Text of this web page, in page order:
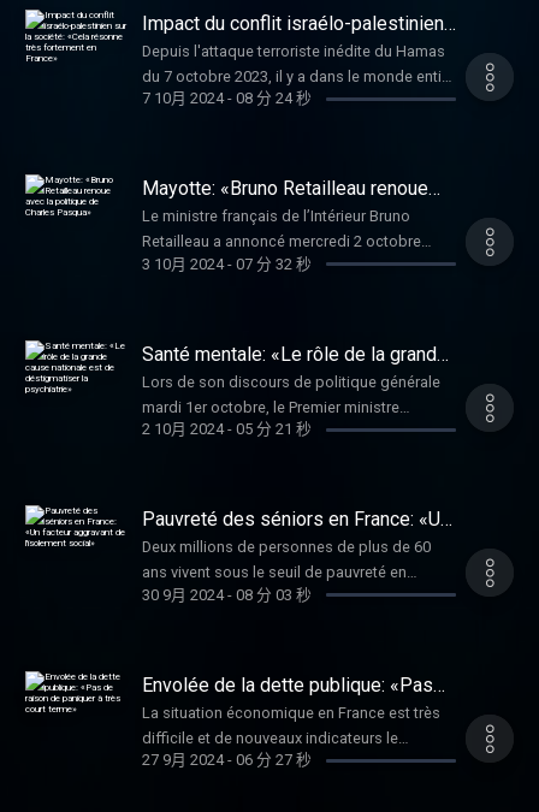
Éléments de réponse avec la professeure
Anne Vincent-Salomon, pathologiste et
directrice de l’Institut des Cancers des
Femmes qui regroupe l’Institut Curie,
des détenus dans cet établissement
surpeuplé. Une décision qui survient dix jours
après une mutinerie avec prise d’otage des
surveillants. Selon la direction de
Majicavo, elle dépasse les 181 %. Entretien
avec Alexandre Vissouvanadin, secrétaire
général de la région La Réunion-Mayotte
pour le syndicat pénitentiaire Ufap-Unsa
Impact du conflit israélo-palestinien
sur la société: «Cela résonne très
fortement en France»
Depuis l'attaque terroriste inédite du Hamas
du 7 octobre 2023, il y a dans le monde entier
une flambée des actes antisémites,
début de la guerre Israël-Hamas, qui a causé
près de 42 000 morts palestiniens, pour
moitié au moins des femmes et des enfants,
il y a en France, depuis un an, des
manifestations presque toutes les semaines
particulièrement en France ? Éléments de
réponse avec Esther Benbassa, historienne,
spécialiste de l’histoire du peuple juif et des
minorités, ancienne sénatrice, co-autrice
7 10月 2024- 08 分 24 秒
Mayotte: «Bruno Retailleau renoue
avec la politique de Charles Pasqua»
Le ministre français de l’Intérieur Bruno
Retailleau a annoncé mercredi 2 octobre
avoir ordonné au préfet de Mayotte
situation irrégulière sur l'île vers la
République démocratique du Congo.
Entretien avec Serge Slama, professeur de
droit public à l'Université de Grenoble-Alpes,
3 10月 2024- 07 分 32 秒
Santé mentale: «Le rôle de la grande
cause nationale est de déstigmatiser
la psychiatrie»
Lors de son discours de politique générale
mardi 1er octobre, le Premier ministre
français Michel Barnier a confirmé faire de la
des mois par un collectif très large d’acteurs
secteur médico-social. Entretien avec Maeva
Musso, coprésidente de l'AJPJA et membre
du comité de pilotage Santé mentale Grande
2 10月 2024- 05 分 21 秒
Pauvreté des séniors en France: «Un
facteur aggravant de l'isolement
social»
Deux millions de personnes de plus de 60
ans vivent sous le seuil de pauvreté en
France. Selon le rapport annuel de
repas, de chauffage, de soins et de lien
social. Les explications de Yann Lasnier,
délégué général de cet organisme spécialisé
dans la lutte contre l’isolement social des
30 9月 2024- 08 分 03 秒
Envolée de la dette publique: «Pas
de raison de paniquer à très court
terme»
La situation économique en France est très
difficile et de nouveaux indicateurs le
rappellent chaque jour. Après le déficit
27 9月 2024- 06 分 27 秒